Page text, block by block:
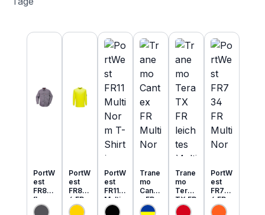
Produktgalerie überspringen
PortW
est
FR89
flamm
hemm
PortW
est
FR80
6 FR
MultiN
PortW
est
FR11
Multi
Norm
Trane
mo
Cante
x FR
MultiN
Trane
mo
Tera
TX FR
leicht
PortW
est
FR73
4 FR
MultiN